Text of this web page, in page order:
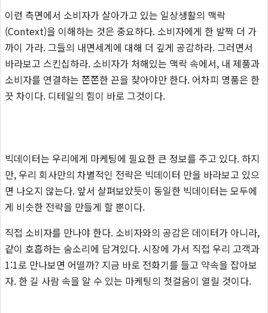
이런 측면에서 소비자가 살아가고 있는 일상생활의 맥락
(Context)을 이해하는 것은 중요하다. 소비자에게 한 발짝 더 가
까이 가라. 그들의 내면세계에 대해 더 깊게 공감하라. 그러면서
바라보고 스킨십하라. 소비자가 처해있는 맥락 속에서, 내 제품과
소비자를 연결하는 쫀쫀한 끈을 찾아야만 한다. 어차피 명품은 한
끗 차이다. 디테일의 힘이 바로 그것이다.
빅데이터는 우리에게 마케팅에 필요한 큰 정보를 주고 있다. 하지
만, 우리 회사만의 차별적인 전략은 빅데이터 만을 바라보고 있으
면 나오지 않는다. 앞서 살펴보았듯이 동일한 빅데이터는 모두에
게 비슷한 전략을 만들게 할 뿐이다.
직접 소비자를 만나야 한다. 소비자와의 공감은 데이터가 아니라,
같이 호흡하는 숨소리에 담겨있다. 시장에 가서 직접 우리 고객과
1:1로 만나보면 어떨까? 지금 바로 전화기를 들고 약속을 잡아보
자. 한 길 사람 속을 알 수 있는 마케팅의 첫걸음이 열릴 것이다.